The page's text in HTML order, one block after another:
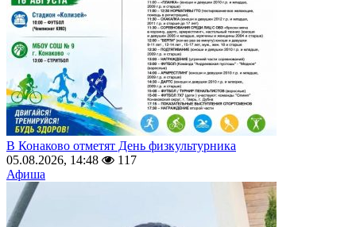
В Конаково отметят День физкультурника
05.08.2026, 14:48
117
Афиша